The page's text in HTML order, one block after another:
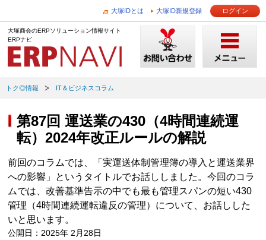
大塚IDとは 大塚ID新規登録 ログイン
大塚商会のERPソリューション情報サイト
ERPナビ
トク◎情報 IT＆ビジネスコラム
第87回 運送業の430（4時間連続運
転）2024年改正ルールの解説
前回のコラムでは、「実運送体制管理簿の導入と運送業界
への影響」というタイトルでお話ししました。今回のコラ
ムでは、改善基準告示の中でも最も管理スパンの短い430
管理（4時間連続運転違反の管理）について、お話しした
いと思います。
公開日：2025年 2月28日